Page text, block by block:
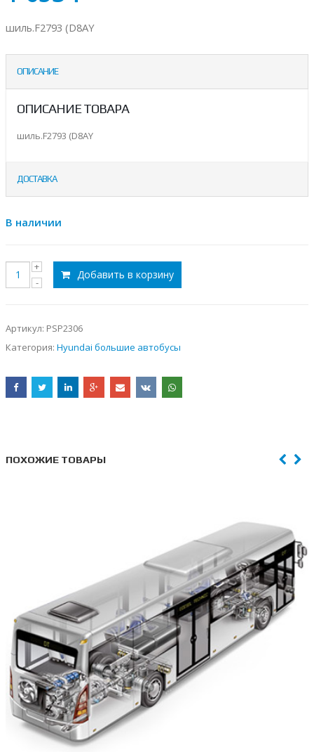
шиль.F2793 (D8AY
ОПИСАНИЕ
ОПИСАНИЕ ТОВАРА
шиль.F2793 (D8AY
ДОСТАВКА
В наличии
Добавить в корзину
Артикул: PSP2306
Категория: Hyundai большие автобусы
ПОХОЖИЕ ТОВАРЫ